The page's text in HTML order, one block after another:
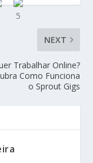
NEXT
Trabalhar Online?
Como Funciona
o Sprout Gigs